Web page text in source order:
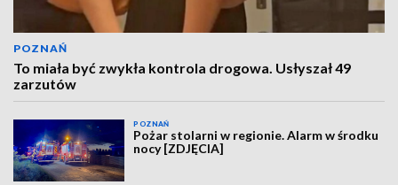
POZNAŃ
To miała być zwykła kontrola drogowa. Usłyszał 49
zarzutów
POZNAŃ
Pożar stolarni w regionie. Alarm w środku
nocy [ZDJĘCIA]